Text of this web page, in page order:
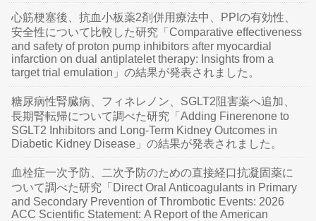
心筋梗塞後、抗血小板薬2剤併用療法中、PPIの有効性、
安全性について比較した研究「Comparative effectiveness
and safety of proton pump inhibitors after myocardial
infarction on dual antiplatelet therapy: Insights from a
target trial emulation」の結果が発表されました。
糖尿病性腎臓病、フィネレノン、SGLT2阻害薬へ追加、
長期腎転帰について調べた研究「Adding Finerenone to
SGLT2 Inhibitors and Long-Term Kidney Outcomes in
Diabetic Kidney Disease」の結果が発表されました。
血栓症一次予防、二次予防のための直接経口抗凝固薬に
ついて調べた研究「Direct Oral Anticoagulants in Primary
and Secondary Prevention of Thrombotic Events: 2026
ACC Scientific Statement: A Report of the American